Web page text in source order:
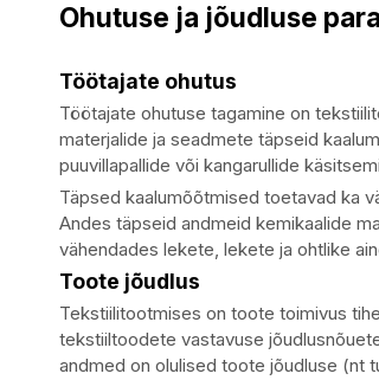
Ohutuse ja jõudluse
Töötajate ohutus
Töötajate ohutuse tagamine on
materjalide ja seadmete täpseid
puuvillapallide või kangarullide
Täpsed kaalumõõtmised toetavad ka
Andes täpseid andmeid kemikaalide
vähendades lekete, lekete ja ohtlike
Toote jõudlus
Tekstiilitootmises on toote toimivus
tekstiiltoodete vastavuse
andmed on olulised toote jõudluse (nt